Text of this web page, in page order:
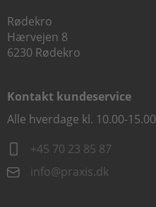
Rødekro
Hærvejen 8
6230 Rødekro
Kontakt kundeservice
Alle hverdage kl. 10.00-15.00
+45 70 23 85 87
info@praxis.dk